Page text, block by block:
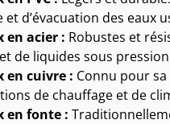
et d’évacuation des eaux
en acier : Robustes et
de liquides sous
en cuivre : Connu pour
de chauffage et de
en fonte :